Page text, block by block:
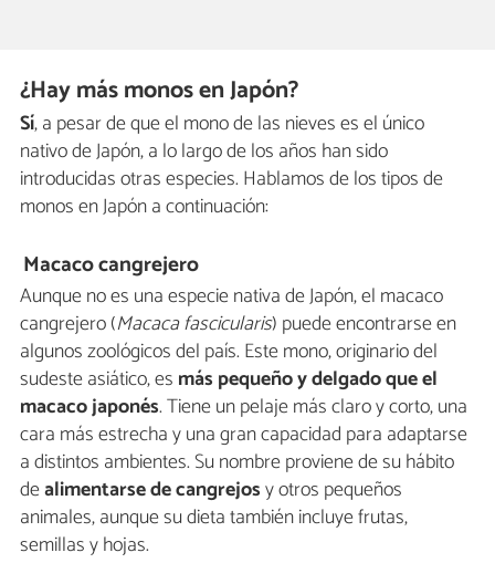
¿Hay más monos en Japón?
Sí, a pesar de que el mono de las nieves es el único
nativo de Japón, a lo largo de los años han sido
introducidas otras especies. Hablamos de los tipos de
monos en Japón a continuación:
Macaco cangrejero
Aunque no es una especie nativa de Japón, el macaco
cangrejero (Macaca fascicularis) puede encontrarse en
algunos zoológicos del país. Este mono, originario del
sudeste asiático, es más pequeño y delgado que el
macaco japonés. Tiene un pelaje más claro y corto, una
cara más estrecha y una gran capacidad para adaptarse
a distintos ambientes. Su nombre proviene de su hábito
dealimentarse de cangrejosy otros pequeños
animales, aunque su dieta también incluye frutas,
semillas y hojas.